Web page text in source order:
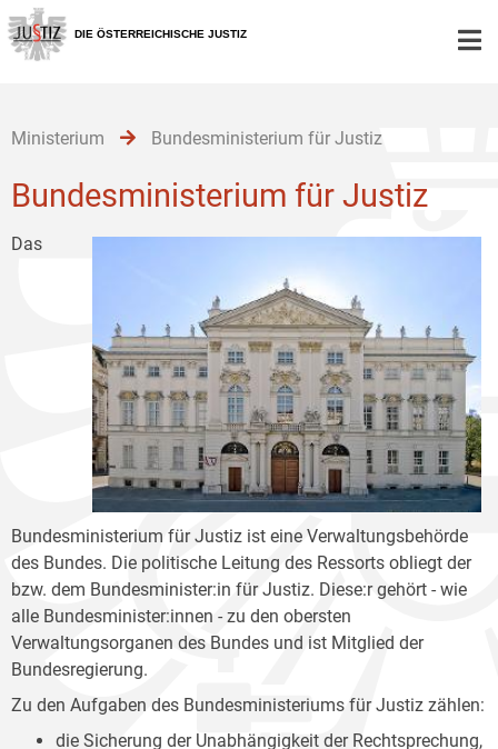
Zur
Hauptnavigation
[1]
Zum
Inhalt
[2]
Zum
Untermenü
[3]
DIE ÖSTERREICHISCHE JUSTIZ
Ministerium Bundesministerium für Justiz
Bundesministerium für Justiz
Das
Bundesministerium für Justiz ist eine Verwaltungsbehörde
des Bundes. Die politische Leitung des Ressorts obliegt der
bzw. dem Bundesminister:in für Justiz. Diese:r gehört - wie
alle Bundesminister:innen - zu den obersten
Verwaltungsorganen des Bundes und ist Mitglied der
Bundesregierung.
Zu den Aufgaben des Bundesministeriums für Justiz zählen:
die Sicherung der Unabhängigkeit der Rechtsprechung,